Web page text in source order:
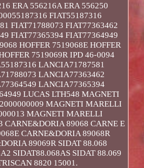
ERA 556216A ERA 556250
FIAT55187316
FIAT71788073 FIAT77363462
FIAT77365394 FIAT77364949
HOFFER 7519068E HOFFER
7519069R IPD 46-0094
LANCIA71787581
LANCIA77363462
LANCIA77365394
LUCAS LTH548 MAGNETI
MAGNETI MARELLI
MAGNETI MARELLI
CARNE&DORIA 89068 CARNE E
CARNE&DORIA 89068R
89069R SIDAT 88.068
SIDAT88.068AS SIDAT 88.069
8820 15001.